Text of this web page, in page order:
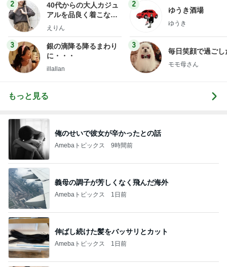
2
40代からの大人カジュ
アルを品良く着こなす
ファッションブログ
えりん
3
銀の滴降る降るまわり
に・・・
illallan
2
ゆうき酒場
ゆうき
3
毎日笑顔で過ごし
モモ母さん
もっと見る
俺のせいで彼女が辛かったとの話
Amebaトピックス 9時間前
義母の調子が芳しくなく飛んだ海外
Amebaトピックス 1日前
伸ばし続けた髪をバッサリとカット
Amebaトピックス 1日前